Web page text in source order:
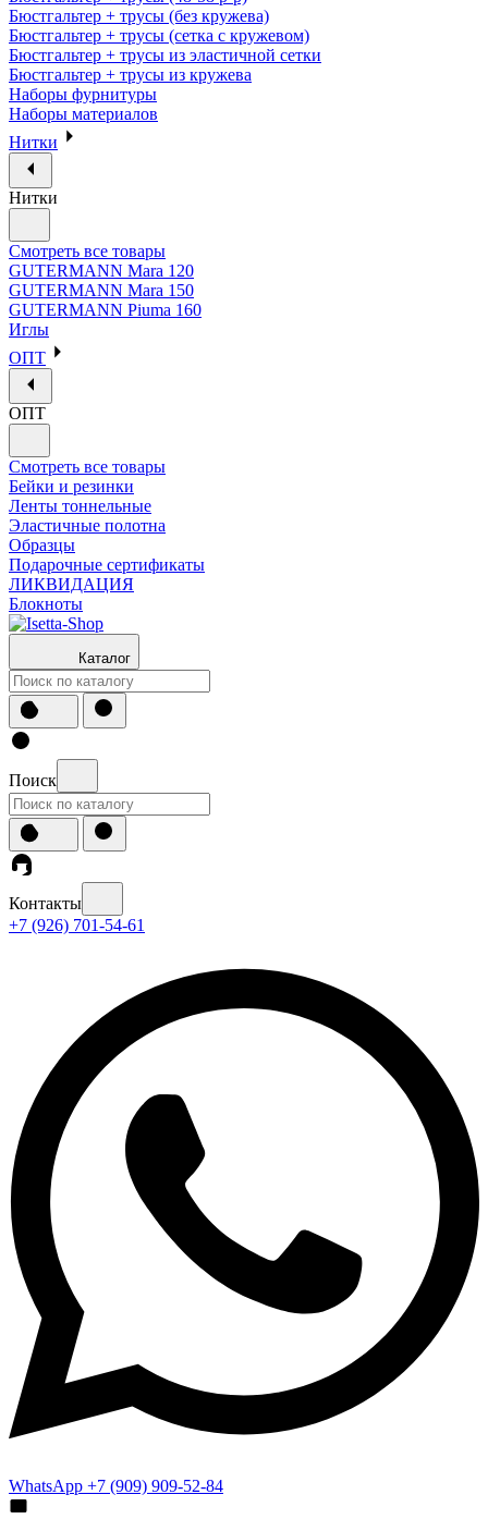
Бюстгальтер + трусы (без кружева)
Бюстгальтер + трусы (сетка с кружевом)
Бюстгальтер + трусы из эластичной сетки
Бюстгальтер + трусы из кружева
Наборы фурнитуры
Наборы материалов
Нитки
Нитки
Смотреть все товары
GUTERMANN Mara 120
GUTERMANN Mara 150
GUTERMANN Piuma 160
Иглы
ОПТ
ОПТ
Смотреть все товары
Бейки и резинки
Ленты тоннельные
Эластичные полотна
Образцы
Подарочные сертификаты
ЛИКВИДАЦИЯ
Блокноты
Каталог
Поиск
Контакты
+7 (926) 701-54-61
WhatsApp +7 (909) 909-52-84